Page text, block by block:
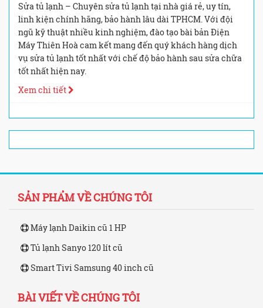
Sửa tủ lạnh – Chuyên sửa tủ lạnh tại nhà giá rẻ, uy tín,
linh kiện chính hãng, bảo hành lâu dài TPHCM. Với đội
ngũ kỹ thuật nhiều kinh nghiệm, đào tạo bài bản Điện
Máy Thiên Hoà cam kết mang đến quý khách hàng dịch
vụ sửa tủ lạnh tốt nhất với chế độ bảo hành sau sửa chữa
tốt nhất hiện nay.
Xem chi tiết
SẢN PHẨM VỀ CHÚNG TÔI
Máy lạnh Daikin cũ 1 HP
Tủ lạnh Sanyo 120 lít cũ
Smart Tivi Samsung 40 inch cũ
BÀI VIẾT VỀ CHÚNG TÔI